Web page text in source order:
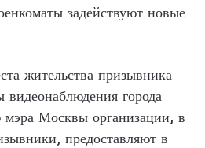
задействуют новые
жительства призывника
видеонаблюдения города
Москвы организации, в
предоставляют в